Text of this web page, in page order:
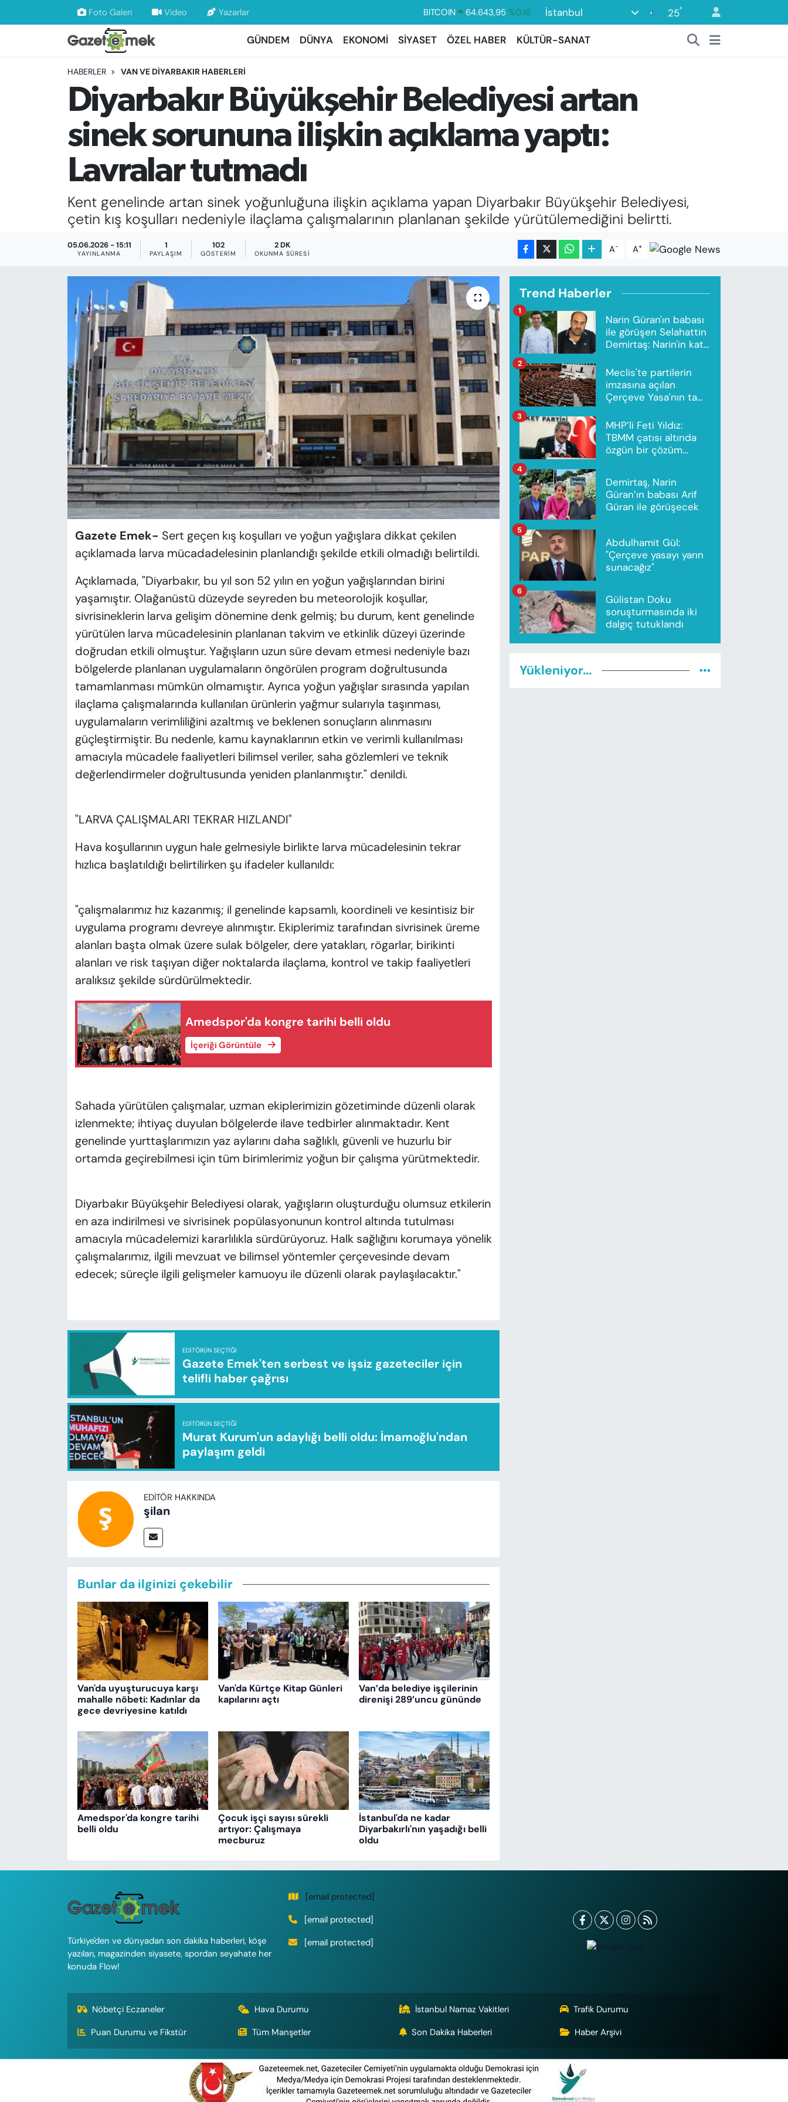
Foto Galeri Video Yazarlar DOLAR 47,6006 %0.06
EURO
55,0250
%0.02
BİST100
13.799 %70
64.643,95
İstanbul 25°
GÜNDEM DÜNYA EKONOMİ SİYASET ÖZEL HABER KÜLTÜR-SANAT
HABERLER VAN VE DİYARBAKIR HABERLERİ
Diyarbakır Büyükşehir Belediyesi artan
sinek sorununa ilişkin açıklama yaptı:
Lavralar tutmadı
Kent genelinde artan sinek yoğunluğuna ilişkin açıklama yapan Diyarbakır Büyükşehir Belediyesi,
çetin kış koşulları nedeniyle ilaçlama çalışmalarının planlanan şekilde yürütülemediğini belirtti.
05.06.2026 - 15:11
YAYINLANMA
1
PAYLAŞIM
102
GÖSTERIM
2 DK
OKUNMA SÜRESI A- A+
Gazete Emek- Sert geçen kış koşulları ve yoğun yağışlara dikkat çekilen
açıklamada larva mücadadelesinin planlandığı şekilde etkili olmadığı belirtildi.
Açıklamada, "Diyarbakır, bu yıl son 52 yılın en yoğun yağışlarından birini
yaşamıştır. Olağanüstü düzeyde seyreden bu meteorolojik koşullar,
sivrisineklerin larva gelişim dönemine denk gelmiş; bu durum, kent genelinde
yürütülen larva mücadelesinin planlanan takvim ve etkinlik düzeyi üzerinde
doğrudan etkili olmuştur. Yağışların uzun süre devam etmesi nedeniyle bazı
bölgelerde planlanan uygulamaların öngörülen program doğrultusunda
tamamlanması mümkün olmamıştır. Ayrıca yoğun yağışlar sırasında yapılan
ilaçlama çalışmalarında kullanılan ürünlerin yağmur sularıyla taşınması,
uygulamaların verimliliğini azaltmış ve beklenen sonuçların alınmasını
güçleştirmiştir. Bu nedenle, kamu kaynaklarının etkin ve verimli kullanılması
amacıyla mücadele faaliyetleri bilimsel veriler, saha gözlemleri ve teknik
değerlendirmeler doğrultusunda yeniden planlanmıştır." denildi.
"LARVA ÇALIŞMALARI TEKRAR HIZLANDI"
Hava koşullarının uygun hale gelmesiyle birlikte larva mücadelesinin tekrar
hızlıca başlatıldığı belirtilirken şu ifadeler kullanıldı:
"çalışmalarımız hız kazanmış; il genelinde kapsamlı, koordineli ve kesintisiz bir
uygulama programı devreye alınmıştır. Ekiplerimiz tarafından sivrisinek üreme
alanları başta olmak üzere sulak bölgeler, dere yatakları, rögarlar, birikinti
alanları ve risk taşıyan diğer noktalarda ilaçlama, kontrol ve takip faaliyetleri
aralıksız şekilde sürdürülmektedir.
Amedspor'da kongre tarihi belli oldu
İçeriği Görüntüle
Sahada yürütülen çalışmalar, uzman ekiplerimizin gözetiminde düzenli olarak
izlenmekte; ihtiyaç duyulan bölgelerde ilave tedbirler alınmaktadır. Kent
genelinde yurttaşlarımızın yaz aylarını daha sağlıklı, güvenli ve huzurlu bir
ortamda geçirebilmesi için tüm birimlerimiz yoğun bir çalışma yürütmektedir.
Diyarbakır Büyükşehir Belediyesi olarak, yağışların oluşturduğu olumsuz etkilerin
en aza indirilmesi ve sivrisinek popülasyonunun kontrol altında tutulması
amacıyla mücadelemizi kararlılıkla sürdürüyoruz. Halk sağlığını korumaya yönelik
çalışmalarımız, ilgili mevzuat ve bilimsel yöntemler çerçevesinde devam
edecek; süreçle ilgili gelişmeler kamuoyu ile düzenli olarak paylaşılacaktır."
EDITÖRÜN SEÇTIĞI
Gazete Emek'ten serbest ve işsiz gazeteciler için
telifli haber çağrısı
EDITÖRÜN SEÇTIĞI
Murat Kurum'un adaylığı belli oldu: İmamoğlu'ndan
paylaşım geldi
EDITÖR HAKKINDA
şilan
Bunlar da ilginizi çekebilir
Van'da uyuşturucuya karşı
mahalle nöbeti: Kadınlar da
gece devriyesine katıldı
Van'da Kürtçe Kitap Günleri
kapılarını açtı
Van’da belediye işçilerinin
direnişi 289’uncu gününde
Amedspor'da kongre tarihi
belli oldu
Çocuk işçi sayısı sürekli
artıyor: Çalışmaya
mecburuz
İstanbul'da ne kadar
Diyarbakırlı'nın yaşadığı belli
oldu
Trend Haberler
Narin Güran'ın babası
ile görüşen Selahattin
Demirtaş: Narin'in katili
1
Meclis'te partilerin
imzasına açılan
Çerçeve Yasa'nın tam
2
MHP’li Feti Yıldız:
TBMM çatısı altında
özgün bir çözüm
3
Demirtaş, Narin
Güran’ın babası Arif
Güran ile görüşecek
4
Abdulhamit Gül:
"Çerçeve yasayı yarın
sunacağız"
5
Gülistan Doku
soruşturmasında iki
dalgıç tutuklandı
6
Yükleniyor...
Türkiye'den ve dünyadan son dakika haberleri, köşe
yazıları, magazinden siyasete, spordan seyahate her
konuda Flow!
[email protected]
[email protected]
[email protected]
Nöbetçi Eczaneler Hava Durumu İstanbul Namaz Vakitleri
Trafik Durumu
Puan Durumu ve Fikstür
Tüm Manşetler Son Dakika Haberleri Haber Arşivi
DÜNYA
EKONOMİ
EMEK HABERLERİ
YENİ MEDYADA EMEK GAZETECİLİĞİNİ
GELİŞTİRMEK
FAYDALI BİLGİLER
GÜNDEM
KÜLTÜR-SANAT
MAGAZİN
ÖZEL HABER
YAZAR KÖŞESİ
SİYASET
VAN VE DİYARBAKIR HABERLERİ
Nöbetçi Eczaneler
Hava Durumu
İstanbul Namaz Vakitleri
Trafik Durumu
Süper Lig Puan Durumu ve Fikstür
Tüm Manşetler
Son Dakika Haberleri
Haber Arşivi